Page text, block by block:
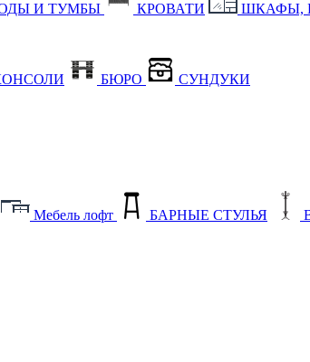
И ТУМБЫ КРОВАТИ ШКАФЫ,
БЮРО СУНДУКИ
Мебель лофт БАРНЫЕ СТУЛЬЯ